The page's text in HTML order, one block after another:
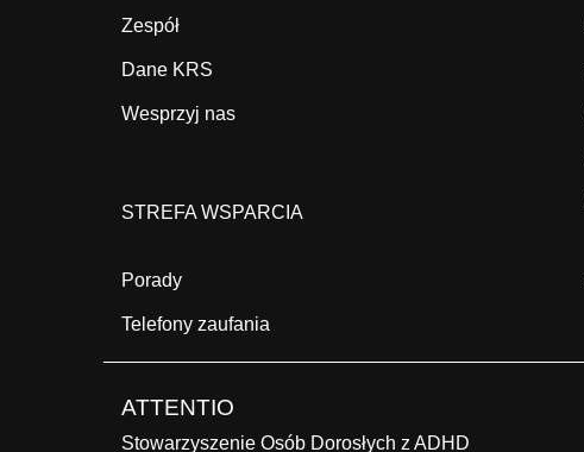
Zespół
Dane KRS
Wesprzyj nas
STREFA WSPARCIA
Porady
Telefony zaufania
ATTENTIO
Stowarzyszenie Osób Dorosłych z ADHD